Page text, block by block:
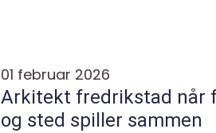
01 februar 2026
Arkitekt fredrikstad når form, funksjon
og sted spiller sammen